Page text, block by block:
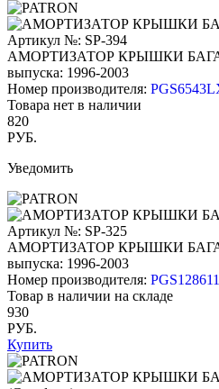
Артикул №: SP-394
АМОРТИЗАТОР КРЫШКИ
выпуска: 1996-2003
Номер производителя:
Товара нет в наличии
820
РУБ.
Уведомить
Артикул №: SP-325
АМОРТИЗАТОР КРЫШКИ
выпуска: 1996-2003
Номер производителя: PGS128611
Товар в наличии на складе
930
РУБ.
Купить